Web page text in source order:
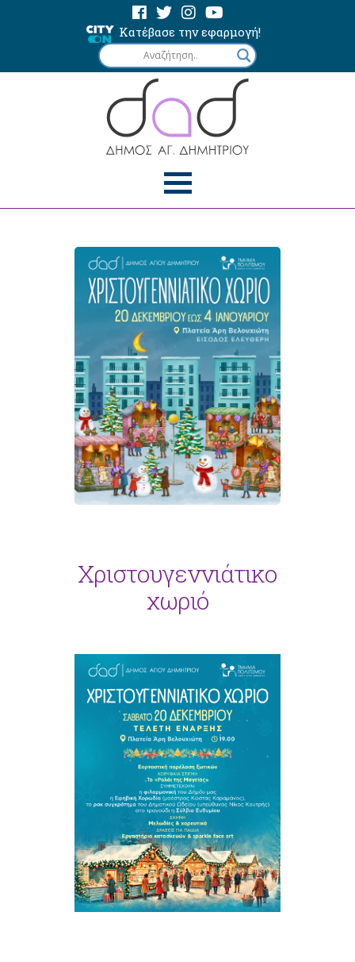
Κατέβασε την εφαρμογή!
Χριστουγεννιάτικο
χωριό